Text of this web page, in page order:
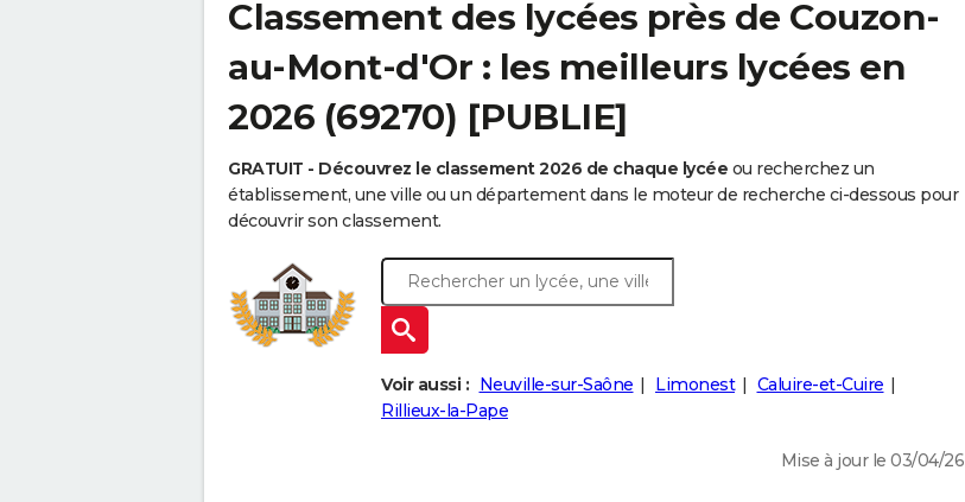
Classement des lycées près de Couzon-
au-Mont-d'Or : les meilleurs lycées en
2026 (69270) [PUBLIE]
GRATUIT - Découvrez le classement 2026 de chaque lycée ou recherchez un
établissement, une ville ou un département dans le moteur de recherche ci-dessous pour
découvrir son classement.
Voir aussi : Neuville-sur-Saône Limonest
Caluire-et-Cuire
Rillieux-la-Pape
Mise à jour le 03/04/26